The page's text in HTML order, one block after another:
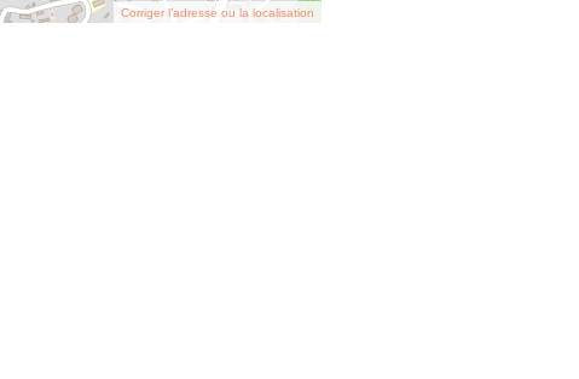
Corriger l’adresse ou la localisation